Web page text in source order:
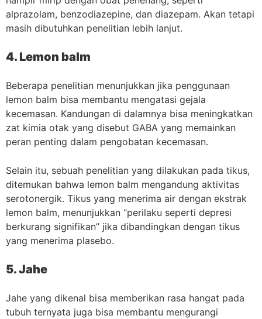
alprazolam, benzodiazepine, dan diazepam. Akan tetapi
masih dibutuhkan penelitian lebih lanjut.
4. Lemon balm
Beberapa penelitian menunjukkan jika penggunaan
lemon balm bisa membantu mengatasi gejala
kecemasan. Kandungan di dalamnya bisa meningkatkan
zat kimia otak yang disebut GABA yang memainkan
peran penting dalam pengobatan kecemasan.
Selain itu, sebuah penelitian yang dilakukan pada tikus,
ditemukan bahwa lemon balm mengandung aktivitas
serotonergik. Tikus yang menerima air dengan ekstrak
lemon balm, menunjukkan “perilaku seperti depresi
berkurang signifikan” jika dibandingkan dengan tikus
yang menerima plasebo.
5. Jahe
Jahe yang dikenal bisa memberikan rasa hangat pada
tubuh ternyata juga bisa membantu mengurangi